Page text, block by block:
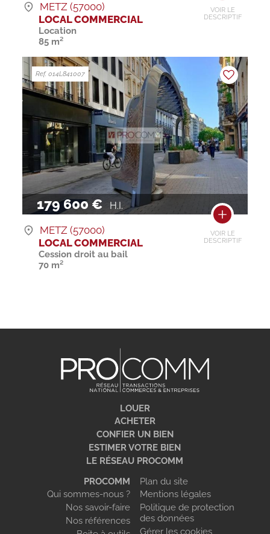
VOIR LE
DESCRIPTIF
METZ (57000)
LOCAL COMMERCIAL
Location
85 m²
179 600 € H.I.
VOIR LE
DESCRIPTIF
Ref. 014L841007
METZ (57000)
LOCAL COMMERCIAL
Cession droit au bail
70 m²
LOUER
ACHETER
CONFIER UN BIEN
ESTIMER VOTRE BIEN
LE RÉSEAU PROCOMM
PROCOMM
Qui sommes-nous ?
Nos savoir-faire
Nos références
Plan du site
Mentions légales
Politique de protection
des données
Gérer les cookies